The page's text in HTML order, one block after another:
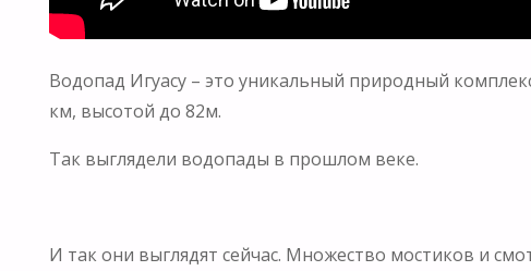
Водопад Игуасу – это уникальный природный
км, высотой до 82м.
Так выглядели водопады в прошлом веке.
И так они выглядят сейчас. Множество мостиков и